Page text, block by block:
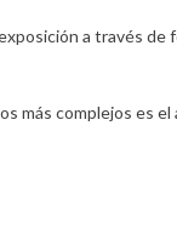
a través de
más complejos es